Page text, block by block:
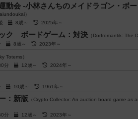
動会 -小林さんちのメイドラゴン・ボ
）
8歳～ 2025年～
ク ボードゲーム：対決 （Dorfromantik: The
8歳～ 2023年～
Totems）
分 12歳～ 2024年～
10歳～ 1961年～
：新版 （Crypto Collector: An auction board game as
分 12歳～ 2023年～